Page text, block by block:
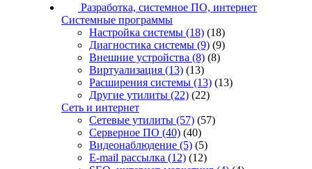
Разработка, системное ПО, интернет
Системные программы
Настройка системы (18) (18)
Диагностика системы (9) (9)
Внешние устройства (8) (8)
Виртуализация (13) (13)
Расширения системы (13) (13)
Другие утилиты (22) (22)
Сеть и интернет
Сетевые утилиты (57) (57)
Серверное ПО (40) (40)
Видеонаблюдение (5) (5)
E-mail рассылка (12) (12)